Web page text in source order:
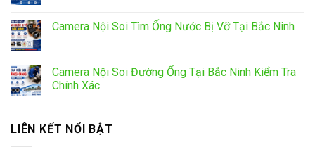
Camera Nội Soi Tìm Ống Nước Bị Vỡ Tại Bắc Ninh
Camera Nội Soi Đường Ống Tại Bắc Ninh Kiểm Tra
Chính Xác
LIÊN KẾT NỔI BẬT